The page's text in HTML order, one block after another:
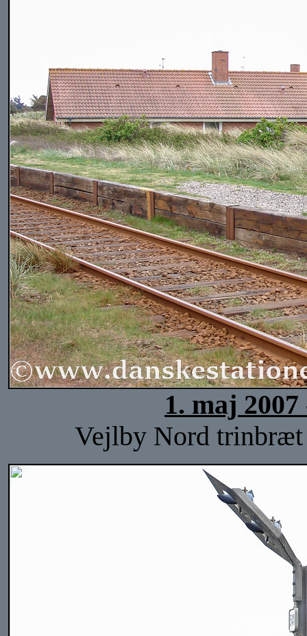
1. maj
Vejlby Nord